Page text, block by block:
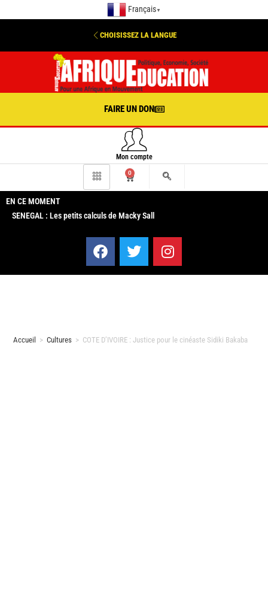
Français ▼
CHOISISSEZ LA LANGUE
FAIRE UN DON
Mon compte
0
EN CE MOMENT
SENEGAL : Les petits calculs de Macky Sall
Accueil > Cultures > COTE D’IVOIRE : Justice pour le cinéaste Sidiki Bakaba